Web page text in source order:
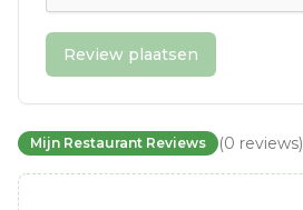
Review plaatsen
Mijn Restaurant Reviews (0 reviews)